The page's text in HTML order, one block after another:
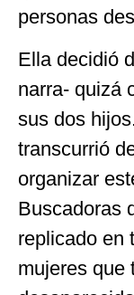
personas
Ella decidió
narra- quizá
sus dos
transcurrió
organizar
Buscadoras
replicado en
mujeres que